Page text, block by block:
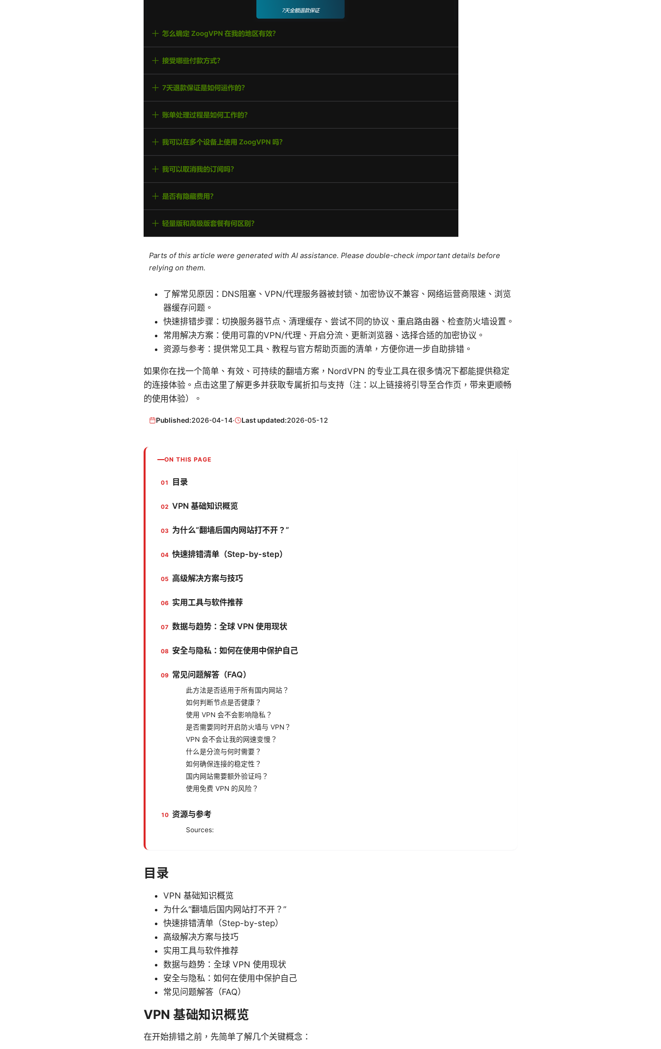
Parts of this article were generated with AI assistance. Please double-check important details before
relying on them.
了解常见原因：DNS阻塞、VPN/代理服务器被封锁、加密协议不兼容、网络运营商限速、浏览
器缓存问题。
快速排错步骤：切换服务器节点、清理缓存、尝试不同的协议、重启路由器、检查防火墙设置。
常用解决方案：使用可靠的VPN/代理、开启分流、更新浏览器、选择合适的加密协议。
资源与参考：提供常见工具、教程与官方帮助页面的清单，方便你进一步自助排错。
如果你在找一个简单、有效、可持续的翻墙方案，NordVPN 的专业工具在很多情况下都能提供稳定
的连接体验。点击这里了解更多并获取专属折扣与支持（注：以上链接将引导至合作页，带来更顺畅
的使用体验）。
Published:2026-04-14· Last updated:2026-05-12
ON THIS PAGE
目录
VPN 基础知识概览
为什么“翻墙后国内网站打不开？”
快速排错清单（Step-by-step）
高级解决方案与技巧
实用工具与软件推荐
数据与趋势：全球 VPN 使用现状
安全与隐私：如何在使用中保护自己
常见问题解答（FAQ）
此方法是否适用于所有国内网站？
如何判断节点是否健康？
使用 VPN 会不会影响隐私？
是否需要同时开启防火墙与 VPN？
VPN 会不会让我的网速变慢？
什么是分流与何时需要？
如何确保连接的稳定性？
国内网站需要额外验证吗？
使用免费 VPN 的风险？
资源与参考
Sources:
目录
VPN 基础知识概览
为什么“翻墙后国内网站打不开？”
快速排错清单（Step-by-step）
高级解决方案与技巧
实用工具与软件推荐
数据与趋势：全球 VPN 使用现状
安全与隐私：如何在使用中保护自己
常见问题解答（FAQ）
VPN 基础知识概览
在开始排错之前，先简单了解几个关键概念：